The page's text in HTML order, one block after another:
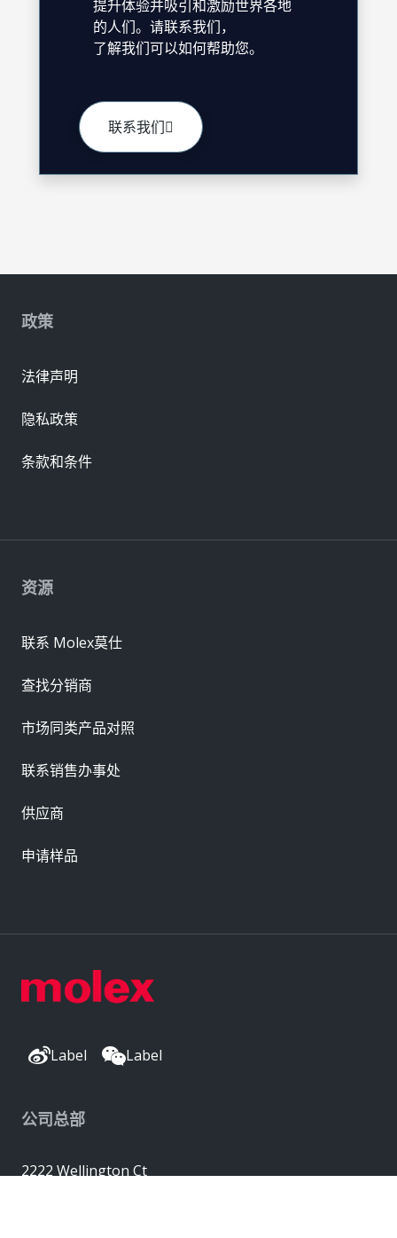
提升体验并吸引和激励世界各地
的人们。请联系我们，
了解我们可以如何帮助您。
联系我们
Label Label
公司总部
2222 Wellington Ct
资源
联系 Molex莫仕
查找分销商
市场同类产品对照
联系销售办事处
供应商
申请样品
政策
法律声明
隐私政策
条款和条件